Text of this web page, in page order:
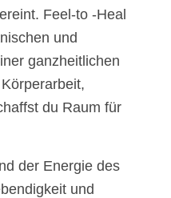
Feel-to -Heal
und
ganzheitlichen
du Raum für
der Energie des
und